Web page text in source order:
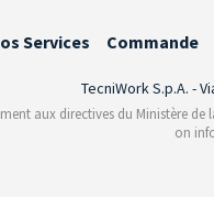
Services Commande
TecniWork S.p.A. -
aux directives du Ministère
on